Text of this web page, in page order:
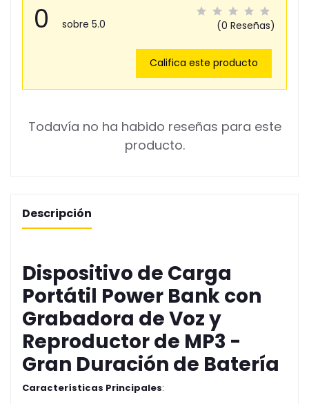
0 sobre 5.0 (0 Reseñas)
Califica este producto
Todavía no ha habido reseñas para este
producto.
Descripción
Dispositivo de Carga
Portátil Power Bank con
Grabadora de Voz y
Reproductor de MP3 -
Gran Duración de Batería
Características Principales: